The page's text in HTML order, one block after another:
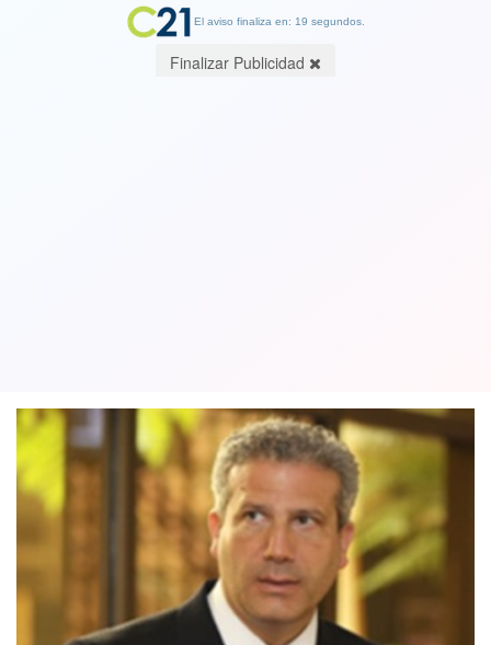
El aviso finaliza en: 19 segundos.
Finalizar Publicidad